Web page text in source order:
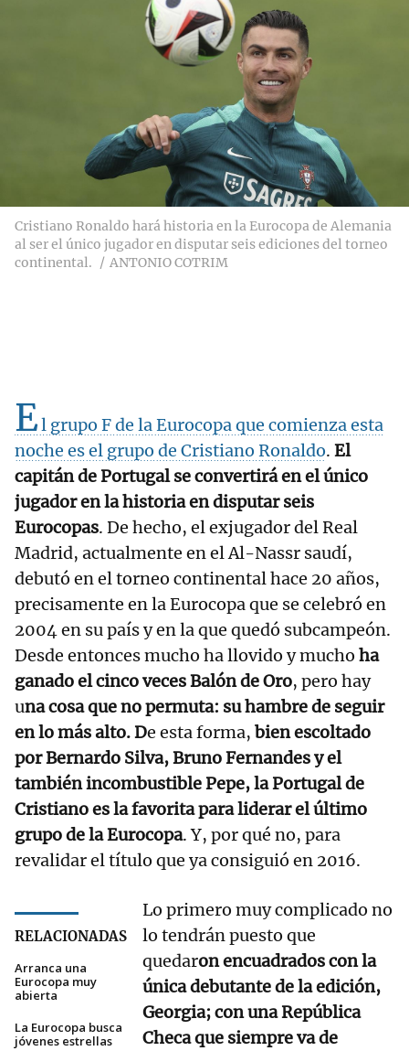
Cristiano Ronaldo hará historia en la Eurocopa de Alemania
al ser el único jugador en disputar seis ediciones del torneo
continental.
ANTONIO COTRIM
El grupo F de la Eurocopa que comienza esta
noche es el grupo de Cristiano Ronaldo. El
capitán de Portugal se convertirá en el único
jugador en la historia en disputar seis
Eurocopas. De hecho, el exjugador del Real
Madrid, actualmente en el Al-Nassr saudí,
debutó en el torneo continental hace 20 años,
precisamente en la Eurocopa que se celebró en
2004 en su país y en la que quedó subcampeón.
Desde entonces mucho ha llovido y mucho ha
ganado el cinco veces Balón de Oro, pero hay
una cosa que no permuta: su hambre de seguir
en lo más alto. De esta forma, bien escoltado
por Bernardo Silva, Bruno Fernandes y el
también incombustible Pepe, la Portugal de
Cristiano es la favorita para liderar el último
grupo de la Eurocopa. Y, por qué no, para
revalidar el título que ya consiguió en 2016.
RELACIONADAS
Arranca una
Eurocopa muy
abierta
La Eurocopa busca
jóvenes estrellas
Lo primero muy complicado no
lo tendrán puesto que
quedaron encuadrados con la
única debutante de la edición,
Georgia; con una República
Checa que siempre va de